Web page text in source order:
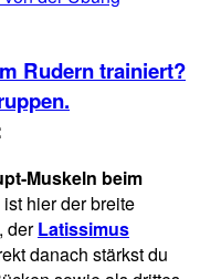
Muskeln beim
hier der breite
derLatissimus
danach stärkst du